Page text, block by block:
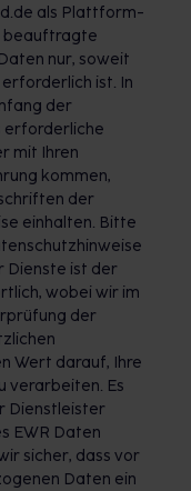
als Plattform-
beauftragte
nur, soweit
ist. In
der
erforderliche
mit Ihren
kommen,
der
einhalten. Bitte
Dienste ist der
wobei wir im
der
Wert darauf, Ihre
verarbeiten. Es
Dienstleister
EWR Daten
sicher, dass vor
Daten ein